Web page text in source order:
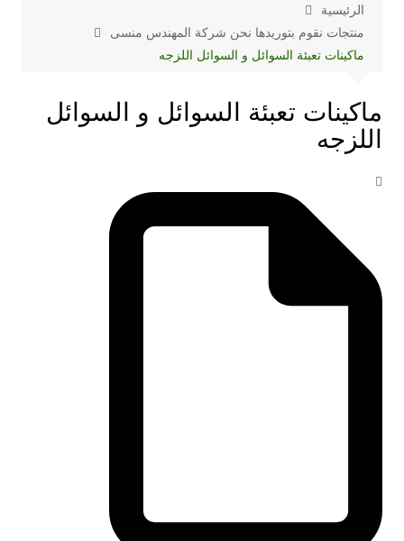
الرئيسية
منتجات نقوم بتوريدها نحن شركة المهندس منسى
ماكينات تعبئة السوائل و السوائل اللزجه
ماكينات تعبئة السوائل و السوائل
اللزجه